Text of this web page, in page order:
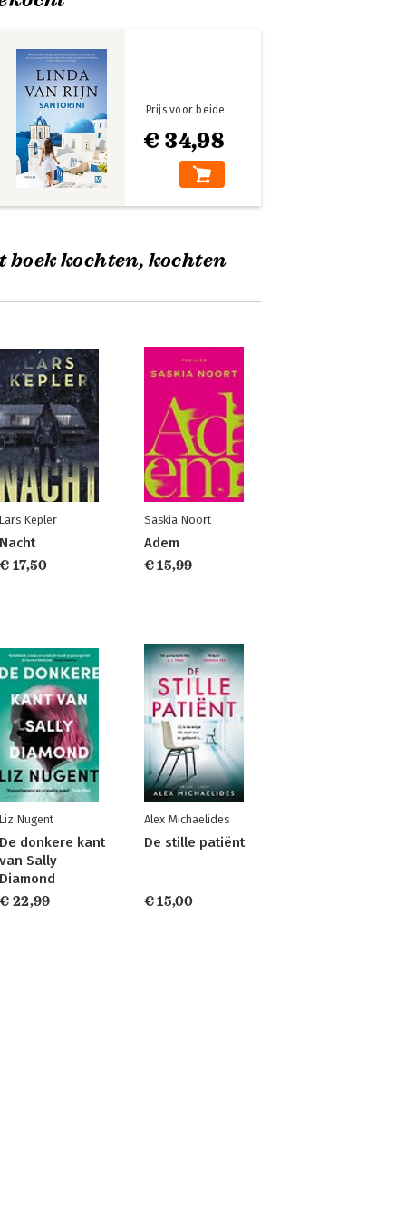
€ 34,98
Prijs voor beide
boek kochten, kochten
Lars Kepler
Nacht
€ 17,50
Saskia Noort
Adem
€ 15,99
Liz Nugent
De donkere kant
van Sally
Diamond
€ 22,99
Alex Michaelides
De stille patiënt
€ 15,00